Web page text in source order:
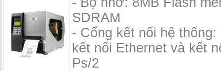
SDRAM
- Cổng kết nối hệ thống:
kết nối Ethernet và kết
Ps/2